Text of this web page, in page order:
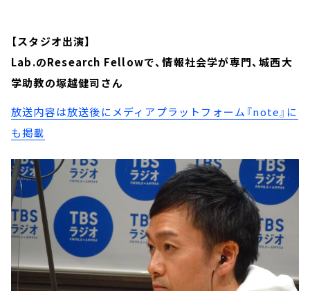
【スタジオ出演】
Lab.のResearch Fellowで、情報社会学が専門、城西大
学助教の塚越健司さん
放送内容は放送後にメディアプラットフォーム『note』に
も掲載